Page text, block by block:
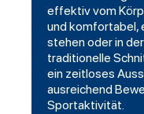
effektiv vom
und komfortabel,
stehen oder in
traditionelle
ein zeitloses
ausreichend
Sportaktivität.